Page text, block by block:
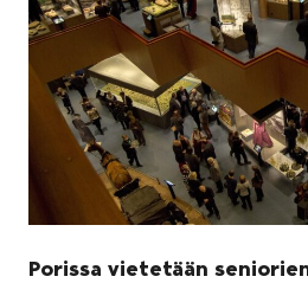
Porissa vietetään